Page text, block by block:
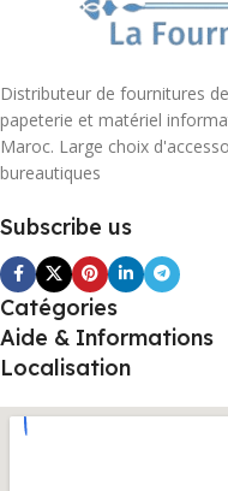
Distributeur de fournitures
papeterie et matériel
Maroc. Large choix
bureautiques
Subscribe us
Catégories
Aide & Informations
Localisation